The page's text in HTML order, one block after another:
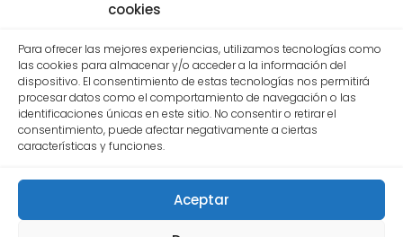
cookies
Para ofrecer las mejores experiencias, utilizamos tecnologías como
las cookies para almacenar y/o acceder a la información del
dispositivo. El consentimiento de estas tecnologías nos permitirá
procesar datos como el comportamiento de navegación o las
identificaciones únicas en este sitio. No consentir o retirar el
consentimiento, puede afectar negativamente a ciertas
características y funciones.
Aceptar
CERTIFICADOS DE CALIDAD